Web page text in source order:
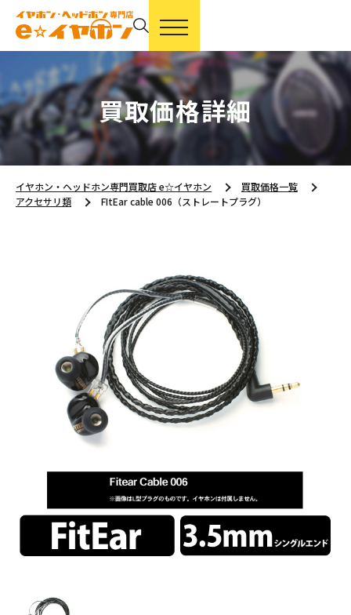
買取価格詳細
イヤホン・ヘッドホン専門買取店 e☆イヤホン
買取価格一覧
アクセサリ類
FItEar cable 006（ストレートプラグ）